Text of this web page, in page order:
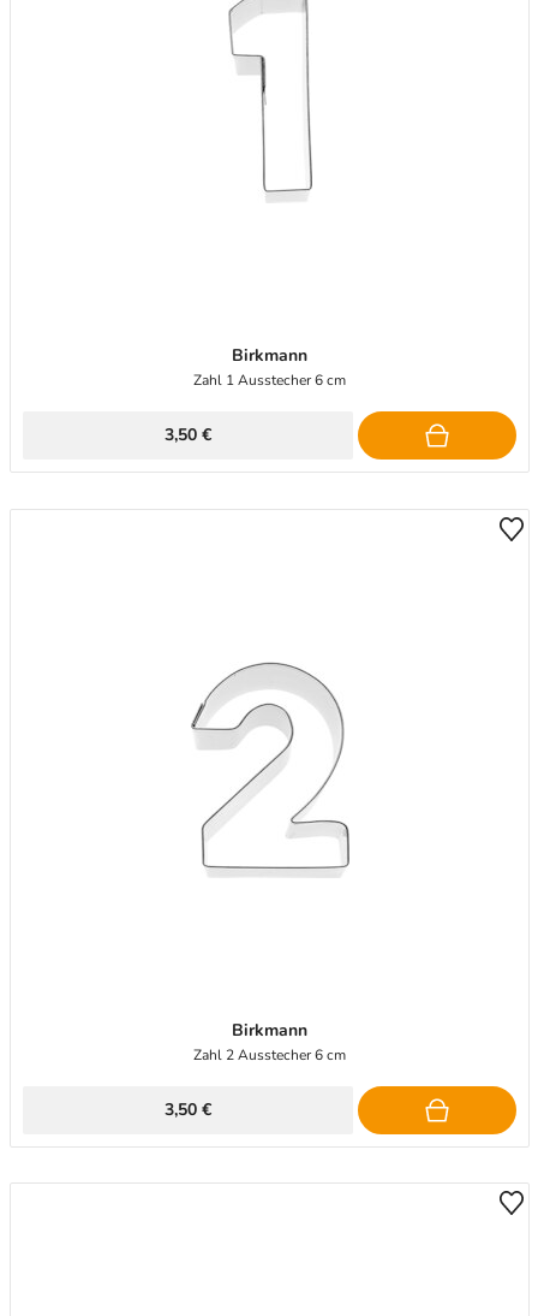
Birkmann
Zahl 1 Ausstecher 6 cm
3,50 €
Birkmann
Zahl 2 Ausstecher 6 cm
3,50 €